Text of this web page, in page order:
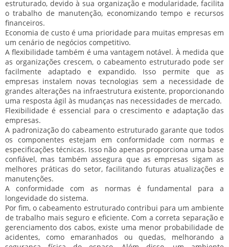
estruturado, devido à sua organização e modularidade, facilita
o trabalho de manutenção, economizando tempo e recursos
financeiros.
Economia de custo é uma prioridade para muitas empresas em
um cenário de negócios competitivo.
A flexibilidade também é uma vantagem notável. À medida que
as organizações crescem, o cabeamento estruturado pode ser
facilmente adaptado e expandido. Isso permite que as
empresas instalem novas tecnologias sem a necessidade de
grandes alterações na infraestrutura existente, proporcionando
uma resposta ágil às mudanças nas necessidades de mercado.
Flexibilidade é essencial para o crescimento e adaptação das
empresas.
A padronização do cabeamento estruturado garante que todos
os componentes estejam em conformidade com normas e
especificações técnicas. Isso não apenas proporciona uma base
confiável, mas também assegura que as empresas sigam as
melhores práticas do setor, facilitando futuras atualizações e
manutenções.
A conformidade com as normas é fundamental para a
longevidade do sistema.
Por fim, o cabeamento estruturado contribui para um ambiente
de trabalho mais seguro e eficiente. Com a correta separação e
gerenciamento dos cabos, existe uma menor probabilidade de
acidentes, como emaranhados ou quedas, melhorando a